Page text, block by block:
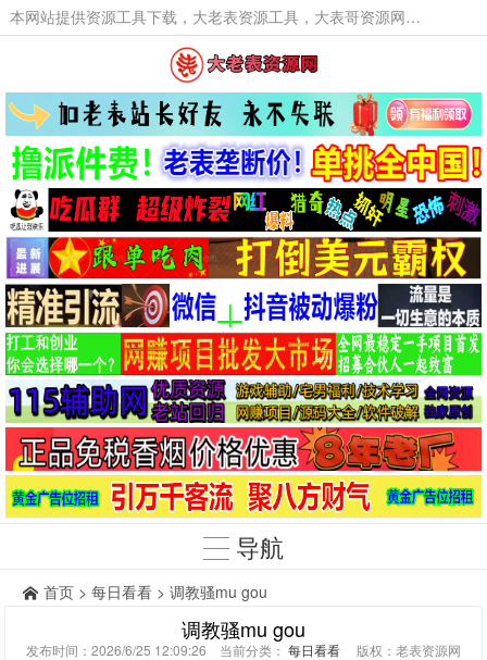
本网站提供资源工具下载，大老表资源工具，大表哥资源网软件工具，大老表资源下载，活动线报福利资源分享,活动线报，大型网游经典游戏，网络热门技术游戏辅助交流与分享。
导航
首页 > 每日看看 > 调教骚mu gou
调教骚mu gou
发布时间：2026/6/25 12:09:26 当前分类： 每日看看 版权：老表资源网